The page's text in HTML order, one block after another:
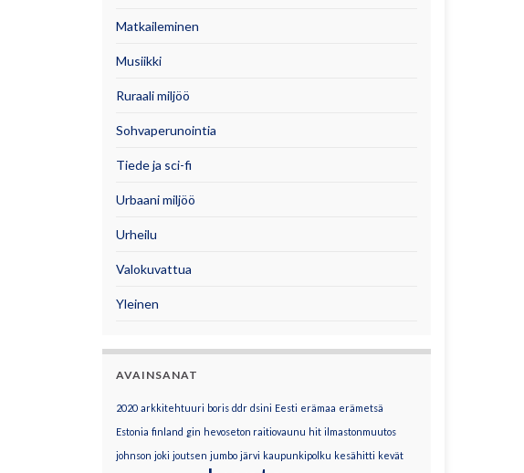
Matkaileminen
Musiikki
Ruraali miljöö
Sohvaperunointia
Tiede ja sci-fi
Urbaani miljöö
Urheilu
Valokuvattua
Yleinen
AVAINSANAT
2020 arkkitehtuuri boris ddr dsini Eesti erämaa erämetsä
Estonia finland gin hevoseton raitiovaunu hit ilmastonmuutos
johnson joki joutsen jumbo järvi kaupunkipolku kesähitti kevät